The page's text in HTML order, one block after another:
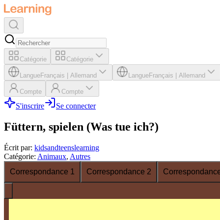
Catégorie Catégorie
LangueFrançais Allemand LangueFrançais Allemand
Compte Compte
S'inscrire Se connecter
Füttern, spielen (Was tue ich?)
Écrit par: kidsandteenslearning
Catégorie: Animaux, Autres
Correspondance 1
Correspondance 2